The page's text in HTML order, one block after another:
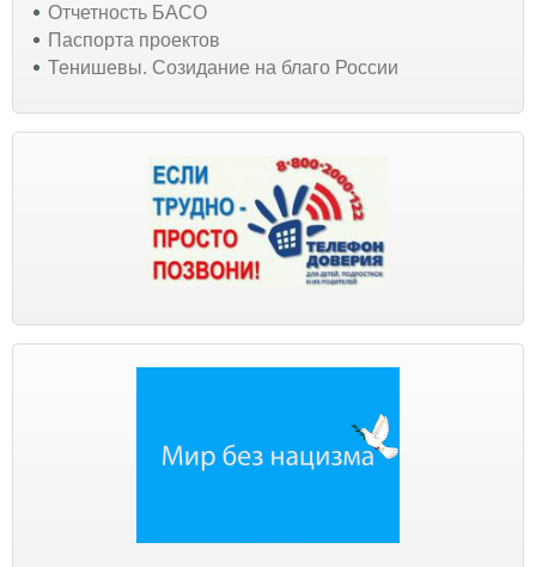
Отчетность БАСО
Паспорта проектов
Тенишевы. Созидание на благо России